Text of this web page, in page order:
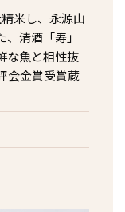
米し、永源山
清酒「寿」
な魚と相性抜
会金賞受賞蔵